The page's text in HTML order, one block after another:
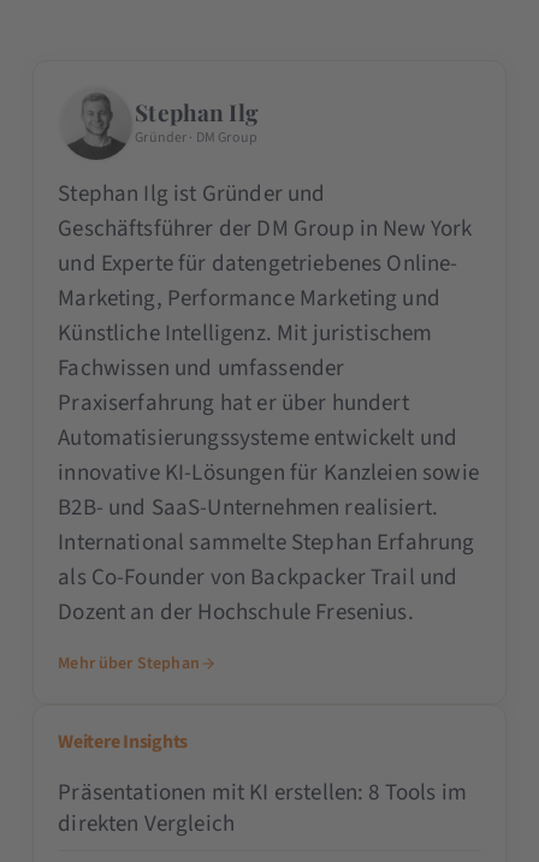
Stephan Ilg
Gründer · DM Group
Stephan Ilg ist Gründer und
Geschäftsführer der DM Group in New York
und Experte für datengetriebenes Online-
Marketing, Performance Marketing und
Künstliche Intelligenz. Mit juristischem
Fachwissen und umfassender
Praxiserfahrung hat er über hundert
Automatisierungssysteme entwickelt und
innovative KI-Lösungen für Kanzleien sowie
B2B- und SaaS-Unternehmen realisiert.
International sammelte Stephan Erfahrung
als Co-Founder von Backpacker Trail und
Dozent an der Hochschule Fresenius.
Mehr über Stephan
Weitere Insights
Präsentationen mit KI erstellen: 8 Tools im
direkten Vergleich